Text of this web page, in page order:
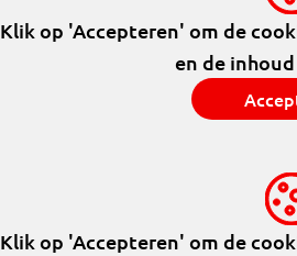
Klik op 'Accepteren' om de
en de
Klik op 'Accepteren' om de